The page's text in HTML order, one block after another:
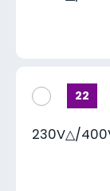
22
230V△/